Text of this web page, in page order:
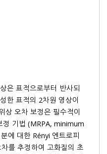
은 표적으로부터 반사되
(MRPA, minimum
엔트로피
추정하여 고화질의 초